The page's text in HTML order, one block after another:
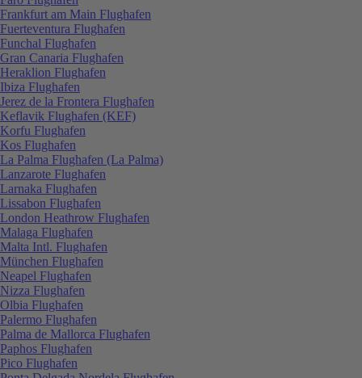
Frankfurt am Main Flughafen
Fuerteventura Flughafen
Funchal Flughafen
Gran Canaria Flughafen
Heraklion Flughafen
Ibiza Flughafen
Jerez de la Frontera Flughafen
Keflavik Flughafen (KEF)
Korfu Flughafen
Kos Flughafen
La Palma Flughafen (La Palma)
Lanzarote Flughafen
Larnaka Flughafen
Lissabon Flughafen
London Heathrow Flughafen
Malaga Flughafen
Malta Intl. Flughafen
München Flughafen
Neapel Flughafen
Nizza Flughafen
Olbia Flughafen
Palermo Flughafen
Palma de Mallorca Flughafen
Paphos Flughafen
Pico Flughafen